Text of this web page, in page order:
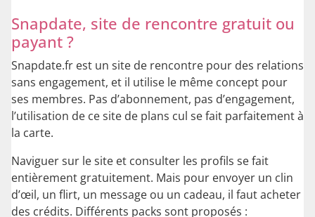
Snapdate, site de rencontre gratuit ou
payant ?
Snapdate.fr est un site de rencontre pour des relations
sans engagement, et il utilise le même concept pour
ses membres. Pas d’abonnement, pas d’engagement,
l’utilisation de ce site de plans cul se fait parfaitement à
la carte.
Naviguer sur le site et consulter les profils se fait
entièrement gratuitement. Mais pour envoyer un clin
d’œil, un flirt, un message ou un cadeau, il faut acheter
des crédits. Différents packs sont proposés :